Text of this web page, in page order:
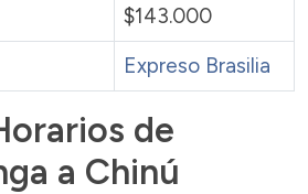
$143.000
Expreso Brasilia
de
a Chinú